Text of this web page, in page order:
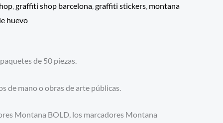
,graffiti shop barcelona,graffiti stickers, montana
huevo
de 50 piezas.
de mano o obras de arte públicas.
Montana BOLD, los marcadores Montana